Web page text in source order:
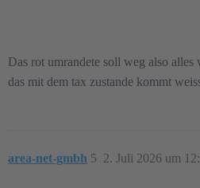
Das rot umrandete soll weg also
das mit dem tax zustande kommt
area-net-gmbh 2. Juli 2026 um
5